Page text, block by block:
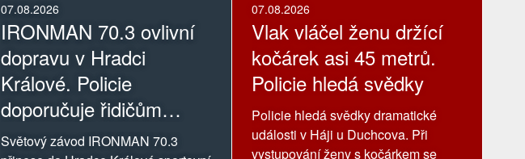
07.08.2026
IRONMAN 70.3 ovlivní
dopravu v Hradci
Králové. Policie
doporučuje řidičům
oblasti závodu se
Světový závod IRONMAN 70.3
07.08.2026
Vlak vláčel ženu držící
kočárek asi 45 metrů.
Policie hledá svědky
Policie hledá svědky dramatické
události v Háji u Duchcova. Při
vystupování ženy s kočárkem se